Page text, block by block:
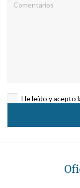
He leído y acepto